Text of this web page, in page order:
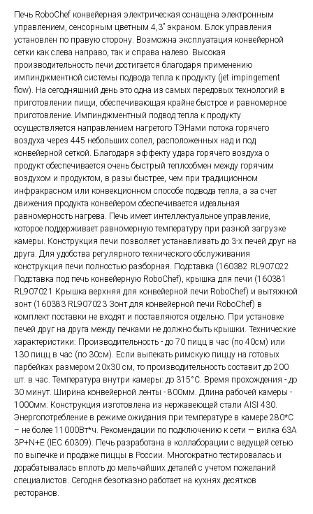
Печь RoboChef конвейерная электрическая оснащена электронным
управлением, сенсорным цветным 4,3” экраном. Блок управления
установлен по правую сторону. Возможна эксплуатация конвейерной
сетки как слева направо, так и справа налево. Высокая
производительность печи достигается благодаря применению
импинджментной системы подвода тепла к продукту (jet impingement
flow). На сегодняшний день это одна из самых передовых технологий в
приготовлении пищи, обеспечивающая крайне быстрое и равномерное
приготовление. Импинджментный подвод тепла к продукту
осуществляется направлением нагретого ТЭНами потока горячего
воздуха через 445 небольших сопел, расположенных над и под
конвейерной сеткой. Благодаря эффекту удара горячего воздуха о
продукт обеспечивается очень быстрый теплообмен между горячим
воздухом и продуктом, в разы быстрее, чем при традиционном
инфракрасном или конвекционном способе подвода тепла, а за счет
движения продукта конвейером обеспечивается идеальная
равномерность нагрева. Печь имеет интеллектуальное управление,
которое поддерживает равномерную температуру при разной загрузке
камеры. Конструкция печи позволяет устанавливать до 3-х печей друг на
друга. Для удобства регулярного технического обслуживания
конструкция печи полностью разборная. Подставка (160382 RL907022
Подставка под печь конвейерную RoboChef), крышка для печи (160381
RL907021 Крышка верхняя для конвейерной печи RoboChef) и вытяжной
зонт (160383 RL907023 Зонт для конвейерной печи RoboChef) в
комплект поставки не входят и поставляются отдельно. При установке
печей друг на друга между печками не должно быть крышки. Технические
характеристики: Производительность - до 70 пицц в час (по 40см) или
130 пицц в час (по 30см). Если выпекать римскую пиццу на готовых
парбейках размером 20х30 см, то производительность составит до 200
шт. в час. Температура внутри камеры: до 315°С. Время прохождения - до
30 минут. Ширина конвейерной ленты - 800мм. Длина рабочей камеры -
1000мм. Конструкция изготовлена из нержавеющей стали AISI 430.
Энергопотребление в режиме ожидания при температуре в камере 280*С
– не более 11000Вт*ч. Рекомендации по подключению к сети — вилка 63А
3P+N+E (IEC 60309). Печь разработана в коллаборации с ведущей сетью
по выпечке и продаже пиццы в России. Многократно тестировалась и
дорабатывалась вплоть до мельчайших деталей с учетом пожеланий
специалистов. Сегодня безотказно работает на кухнях десятков
ресторанов.